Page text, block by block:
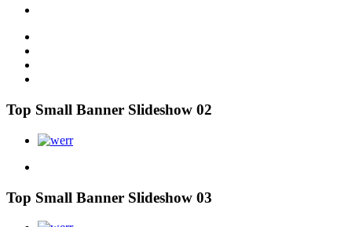
Top Small Banner Slideshow 02
Top Small Banner Slideshow 03